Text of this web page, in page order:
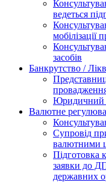
ведеться
мобілізації
засобів
Банкрутство /
Юридичний
Валютне
Супровід
валютними
Підготовка
заявки до
державних